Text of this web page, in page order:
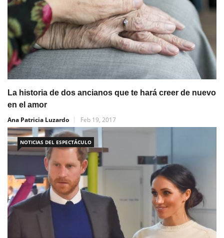
La historia de dos ancianos que te hará creer de nuevo
en el amor
Ana Patricia Luzardo
Feb 19, 2017
NOTICIAS DEL ESPECTÁCULO